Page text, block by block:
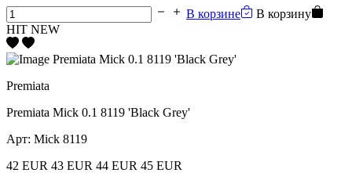
В корзине
В корзину
HIT NEW
Premiata
Premiata Mick 0.1 8119 'Black Grey'
Арт: Mick 8119
42 EUR 43 EUR 44 EUR 45 EUR